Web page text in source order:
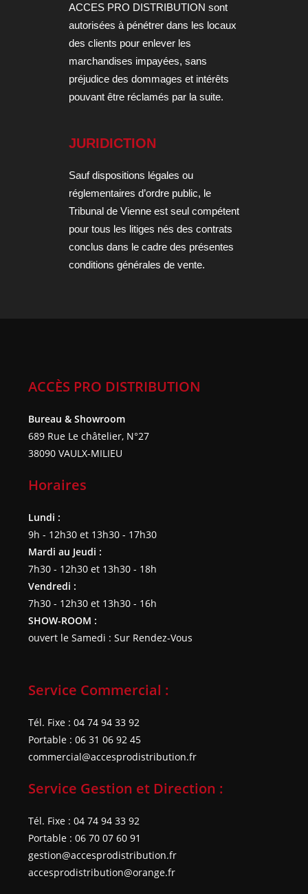
ACCES PRO DISTRIBUTION sont
autorisées à pénétrer dans les locaux
des clients pour enlever les
marchandises impayées, sans
préjudice des dommages et intérêts
pouvant être réclamés par la suite.
JURIDICTION
Sauf dispositions légales ou
réglementaires d’ordre public, le
Tribunal de Vienne est seul compétent
pour tous les litiges nés des contrats
conclus dans le cadre des présentes
conditions générales de vente.
ACCÈS PRO DISTRIBUTION
Bureau & Showroom
689 Rue Le châtelier, N°27
38090 VAULX-MILIEU
Horaires
Lundi :
9h - 12h30 et 13h30 - 17h30
Mardi au Jeudi :
7h30 - 12h30 et 13h30 - 18h
Vendredi :
7h30 - 12h30 et 13h30 - 16h
SHOW-ROOM :
ouvert le Samedi : Sur Rendez-Vous
Service Commercial :
Tél. Fixe : 04 74 94 33 92
Portable : 06 31 06 92 45
commercial@accesprodistribution.fr
Service Gestion et Direction :
Tél. Fixe : 04 74 94 33 92
Portable : 06 70 07 60 91
gestion@accesprodistribution.fr
accesprodistribution@orange.fr